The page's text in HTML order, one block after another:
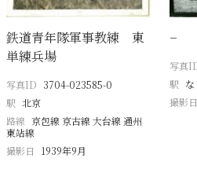
鉄道青年隊軍事教練 東
単練兵場
写真ID 3704-023585-0
駅 北京
路線 京包線 京古線 大台線 通州
東站線
撮影日
1939年9月
−
写真
駅 な
撮影日